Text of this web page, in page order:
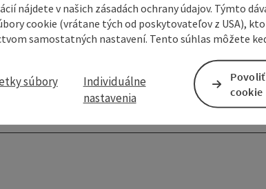
nájdete v našich zásadách ochrany údajov. Týmto
cookie (vrátane tých od poskytovateľov z USA),
samostatných nastavení. Tento súhlas môžete
súbory
Individuálne
nastavenia
cookie